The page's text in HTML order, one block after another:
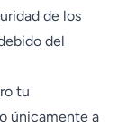
de los
del
tu
únicamente a